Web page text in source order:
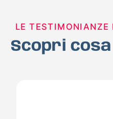
LE TESTIMONIANZE
Scopri